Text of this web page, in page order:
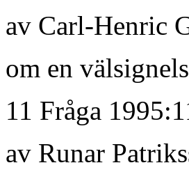
av Carl-Henric
om en
11 Fråga
av Runar